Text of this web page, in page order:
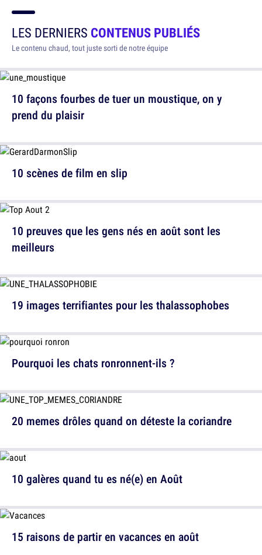
LES DERNIERS CONTENUS PUBLIÉS
Le contenu chaud, tout juste sorti de notre équipe
10 façons fourbes de tuer un moustique, on y
prend du plaisir
10 preuves que les gens nés en août sont les
meilleurs
Pourquoi les chats ronronnent-ils ?
10 galères quand tu es né(e) en Août
10 scènes de film en slip
19 images terrifiantes pour les thalassophobes
20 memes drôles quand on déteste la coriandre
15 raisons de partir en vacances en août